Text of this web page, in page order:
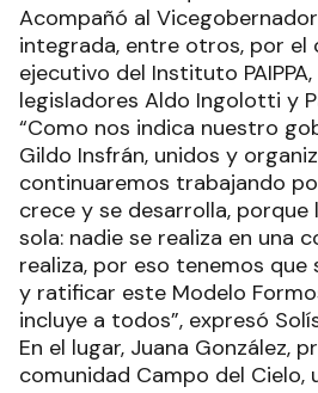
Acompañó al
integrada, entre otros, por el
ejecutivo del Instituto
legisladores Aldo Ingolotti y
“Como nos indica nuestro
Gildo Insfrán, unidos y
continuaremos trabajando
crece y se desarrolla, porque
sola: nadie se realiza en una
realiza, por eso tenemos
y ratificar este Modelo
incluye a todos”, expresó
En el lugar, Juana González,
comunidad Campo del Cielo,